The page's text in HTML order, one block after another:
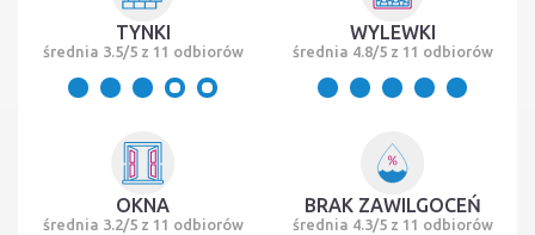
TYNKI
średnia 3.5/5 z 11 odbiorów
WYLEWKI
średnia 4.8/5 z 11 odbiorów
OKNA
średnia 3.2/5 z 11 odbiorów
BRAK ZAWILGOCEŃ
średnia 4.3/5 z 11 odbiorów